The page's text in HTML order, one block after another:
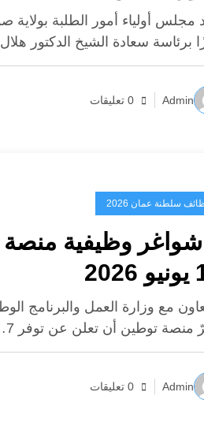
العُماني 2026”
مجلس أولياء أمور الطلبة بولاية
برئاسة سعادة الشيخ الدكتور
Admin 0 تعليقات
سلطنة عمان 2026
7 شواغر وظيفية
مع وزارة العمل والبرنامج
منصة توطين أن تعلن عن توفر 7…
Admin 0 تعليقات
وتأهيل
الطرق
2026